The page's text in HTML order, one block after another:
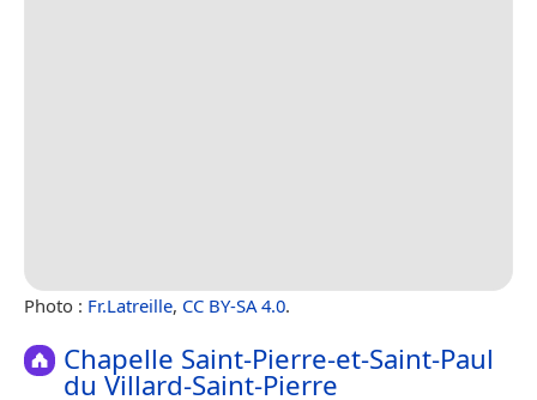
Photo : Fr.Latreille, CC BY-SA 4.0.
Chapelle Saint-Pierre-et-Saint-Paul
du Villard-Saint-Pierre